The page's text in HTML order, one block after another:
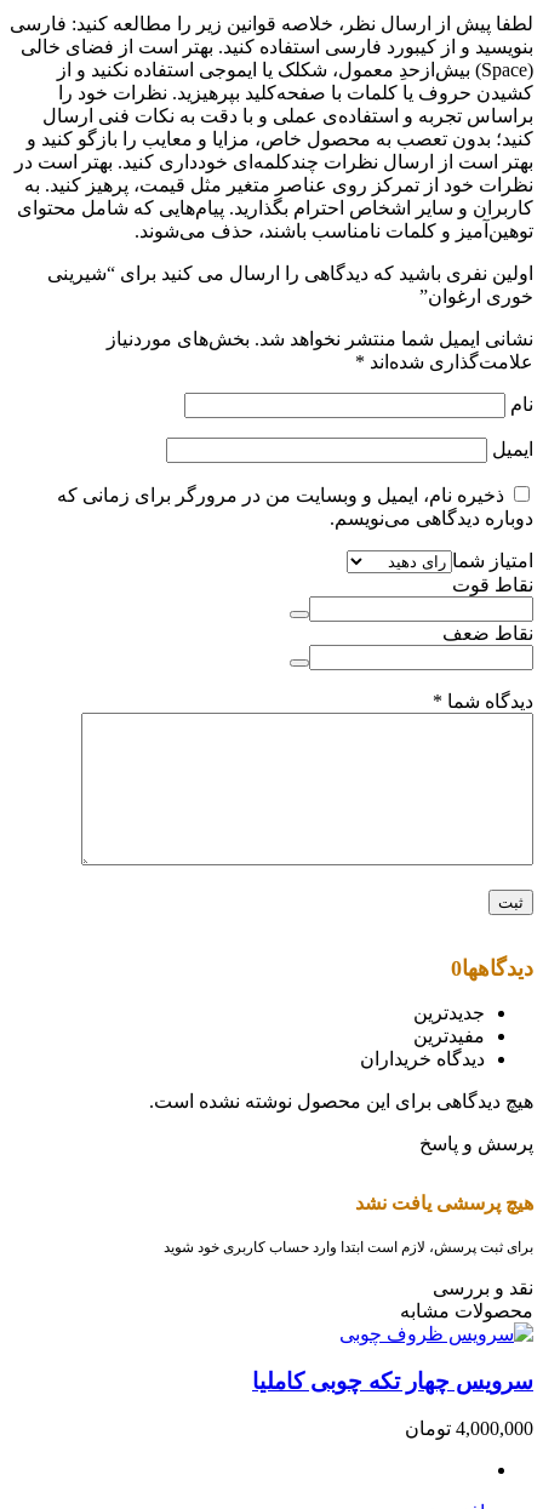
لطفا پیش از ارسال نظر، خلاصه قوانین زیر را مطالعه کنید: فارسی
بنویسید و از کیبورد فارسی استفاده کنید. بهتر است از فضای خالی
(Space) بیش‌از‌حدِ معمول، شکلک یا ایموجی استفاده نکنید و از
کشیدن حروف یا کلمات با صفحه‌کلید بپرهیزید. نظرات خود را
براساس تجربه و استفاده‌ی عملی و با دقت به نکات فنی ارسال
کنید؛ بدون تعصب به محصول خاص، مزایا و معایب را بازگو کنید و
بهتر است از ارسال نظرات چندکلمه‌‌ای خودداری کنید. بهتر است در
نظرات خود از تمرکز روی عناصر متغیر مثل قیمت، پرهیز کنید. به
کاربران و سایر اشخاص احترام بگذارید. پیام‌هایی که شامل محتوای
توهین‌آمیز و کلمات نامناسب باشند، حذف می‌شوند.
اولین نفری باشید که دیدگاهی را ارسال می کنید برای “شیرینی
خوری ارغوان”
نشانی ایمیل شما منتشر نخواهد شد. بخش‌های موردنیاز
علامت‌گذاری شده‌اند *
نام
ایمیل
ذخیره نام، ایمیل و وبسایت من در مرورگر برای زمانی که
دوباره دیدگاهی می‌نویسم.
امتیاز شما
نقاط قوت
نقاط ضعف
دیدگاه شما *
دیدگاهها0
جدیدترین
مفیدترین
دیدگاه خریداران
هیچ دیدگاهی برای این محصول نوشته نشده است.
پرسش و پاسخ
هیچ پرسشی یافت نشد
برای ثبت پرسش، لازم است ابتدا وارد حساب کاربری خود شوید
نقد و بررسی
محصولات مشابه
سرویس چهار تکه چوبی کاملیا
4,000,000 تومان